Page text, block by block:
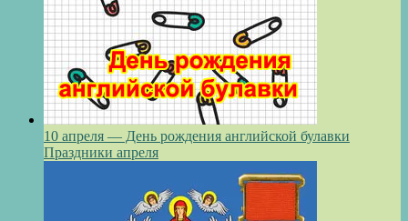
10 апреля — День рождения английской булавки
Праздники апреля